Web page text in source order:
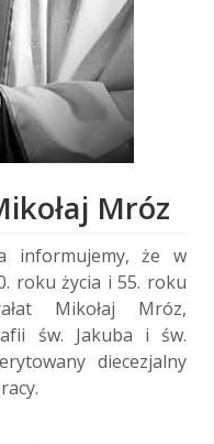
Mróz
informujemy, że w
roku życia i 55. roku
Mikołaj Mróz,
św. Jakuba i św.
diecezjalny